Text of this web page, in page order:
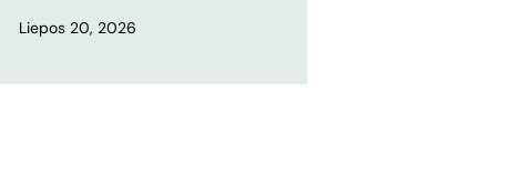
Liepos 20, 2026